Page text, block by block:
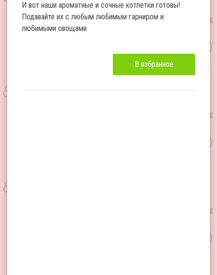
И вот наши ароматные и сочные котлетки готовы!
Подавайте их с любым любимым гарниром и
любимыми овощами
В избранное